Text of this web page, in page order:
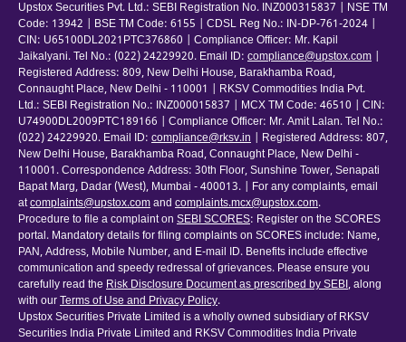
Upstox Securities Pvt. Ltd.: SEBI Registration No. INZ000315837 | NSE TM
Code: 13942 | BSE TM Code: 6155 | CDSL Reg No.: IN-DP-761-2024 |
CIN: U65100DL2021PTC376860 | Compliance Officer: Mr. Kapil
Jaikalyani. Tel No.: (022) 24229920. Email ID: compliance@upstox.com
Registered Address: 809, New Delhi House, Barakhamba Road,
Connaught Place, New Delhi - 110001 | RKSV Commodities India Pvt.
Ltd.: SEBI Registration No.: INZ000015837 | MCX TM Code: 46510 | CIN:
U74900DL2009PTC189166 | Compliance Officer: Mr. Amit Lalan. Tel No.:
(022) 24229920. Email ID: compliance@rksv.in
| Registered Address: 807,
New Delhi House, Barakhamba Road, Connaught Place, New Delhi -
110001. Correspondence Address: 30th Floor, Sunshine Tower, Senapati
Bapat Marg, Dadar (West), Mumbai - 400013. | For any complaints, email
atcomplaints@upstox.comand complaints.mcx@upstox.com.
Procedure to file a complaint on SEBI SCORES: Register on the SCORES
portal. Mandatory details for filing complaints on SCORES include: Name,
PAN, Address, Mobile Number, and E-mail ID. Benefits include effective
communication and speedy redressal of grievances. Please ensure you
carefully read the Risk Disclosure Document as prescribed by SEBI, along
with ourTerms of Use and Privacy Policy.
Upstox Securities Private Limited is a wholly owned subsidiary of RKSV
Securities India Private Limited and RKSV Commodities India Private